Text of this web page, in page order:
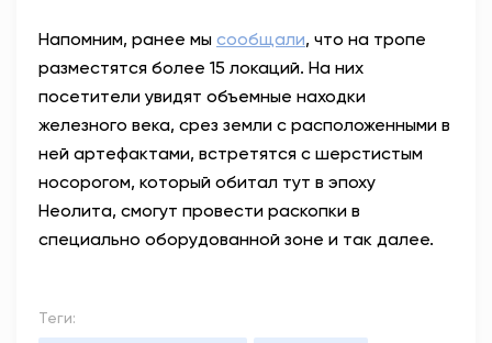
Напомним, ранее мы сообщали, что на тропе
разместятся более 15 локаций. На них
посетители увидят объемные находки
железного века, срез земли с расположенными в
ней артефактами, встретятся с шерстистым
носорогом, который обитал тут в эпоху
Неолита, смогут провести раскопки в
специально оборудованной зоне и так далее.
Теги: